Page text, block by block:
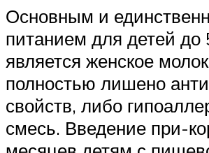
Основным и
питанием для детей до
является женское
полностью лишено
свойств, либо
смесь. Введение при-